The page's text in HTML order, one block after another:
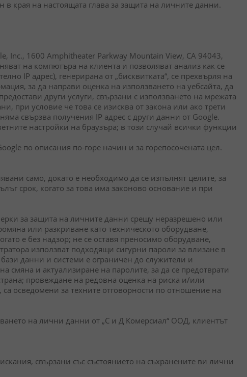
края на настоящата глава за защита на личните данни.
Inc., 1600 Amphitheater Parkway Mountain View, CA 94043,
на компютъра на клиента и позволяват анализ как се
IP адрес), генерирана от „бисквитката“, се прехвърля на
за да направи оценка на използването на уебсайта, да
други услуги, свързани с използването на мрежата
при условие че това се изисква от закона или ако трети
свързва получения IP адрес с други данни от Google.
настройки на браузъра; в този случай всички функции
по описания по-горе начин и за горепосочената цел.
само, докато е необходимо да се изпълнят целите, за
срок, когато за това има законово основание и при
за защита на личните данни срещу неразрешено или
или разкриване като техническото оборудване,
е без надзор; не се оставя преносимо оборудване,
използват подходящи сигурни пароли за влизане в
данни и системи е ограничен до служители и
и актуализиране на паролите, за да се предотврати
провеждане на редовна оценка на риска и/или
осведомени за техните отговорности по отношение на
на лични данни от „С и Д Комерсиал“ ООД, клиентът
свързани със състоянието на съхранените ви лични